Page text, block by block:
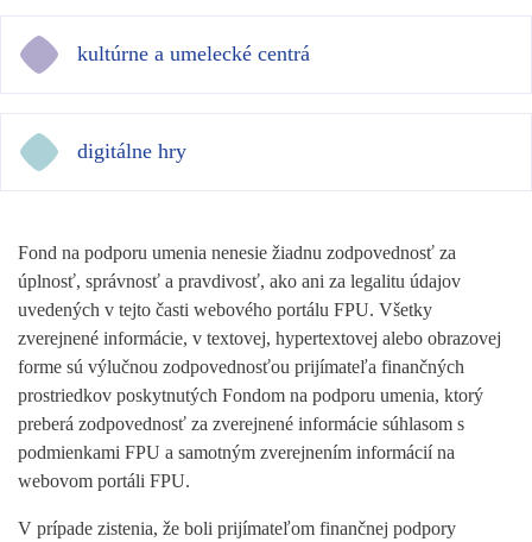
kultúrne a umelecké centrá
digitálne hry
Fond na podporu umenia nenesie žiadnu zodpovednosť za
úplnosť, správnosť a pravdivosť, ako ani za legalitu údajov
uvedených v tejto časti webového portálu FPU. Všetky
zverejnené informácie, v textovej, hypertextovej alebo obrazovej
forme sú výlučnou zodpovednosťou prijímateľa finančných
prostriedkov poskytnutých Fondom na podporu umenia, ktorý
preberá zodpovednosť za zverejnené informácie súhlasom s
podmienkami FPU a samotným zverejnením informácií na
webovom portáli FPU.
V prípade zistenia, že boli prijímateľom finančnej podpory